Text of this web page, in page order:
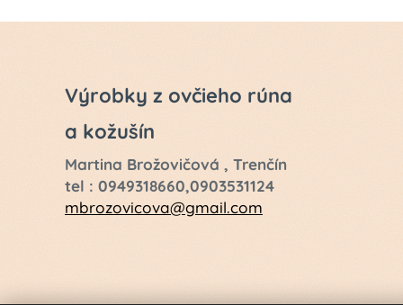
Výrobky z ovčieho rúna
a kožušín
Martina Brožovičová , Trenčín
tel : 0949318660,0903531124
mbrozovicova@gmail.com